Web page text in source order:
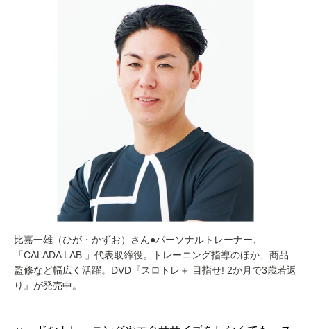
比嘉一雄（ひが・かずお）さん●パーソナルトレーナー、
「CALADA LAB.」代表取締役。トレーニング指導のほか、商品
監修など幅広く活躍。DVD『スロトレ＋ 目指せ! 2か月で3歳若返
り』が発売中。